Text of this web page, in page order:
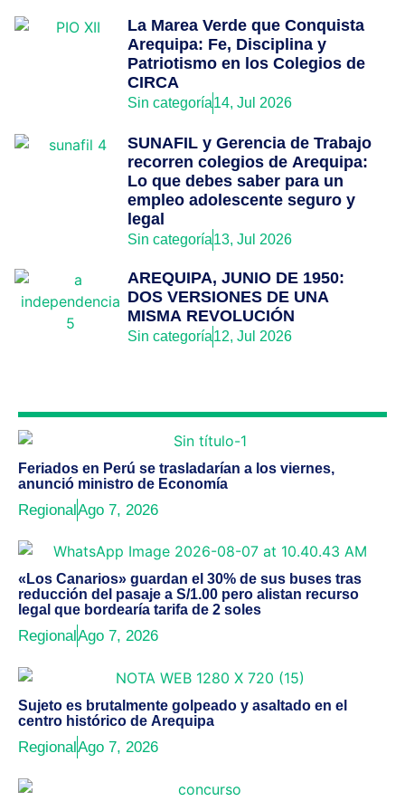
La Marea Verde que Conquista
Arequipa: Fe, Disciplina y
Patriotismo en los Colegios de
CIRCA
Sin categoría14, Jul 2026
SUNAFIL y Gerencia de Trabajo
recorren colegios de Arequipa:
Lo que debes saber para un
empleo adolescente seguro y
legal
Sin categoría13, Jul 2026
AREQUIPA, JUNIO DE 1950:
DOS VERSIONES DE UNA
MISMA REVOLUCIÓN
Sin categoría12, Jul 2026
Feriados en Perú se trasladarían a los viernes,
anunció ministro de Economía
RegionalAgo 7, 2026
«Los Canarios» guardan el 30% de sus buses tras
reducción del pasaje a S/1.00 pero alistan recurso
legal que bordearía tarifa de 2 soles
Regional Ago 7, 2026
Sujeto es brutalmente golpeado y asaltado en el
centro histórico de Arequipa
RegionalAgo 7, 2026